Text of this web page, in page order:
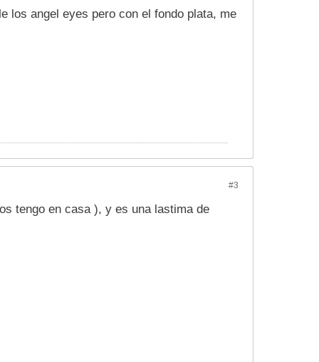
los angel eyes pero con el fondo plata, me
#3
tengo en casa ), y es una lastima de